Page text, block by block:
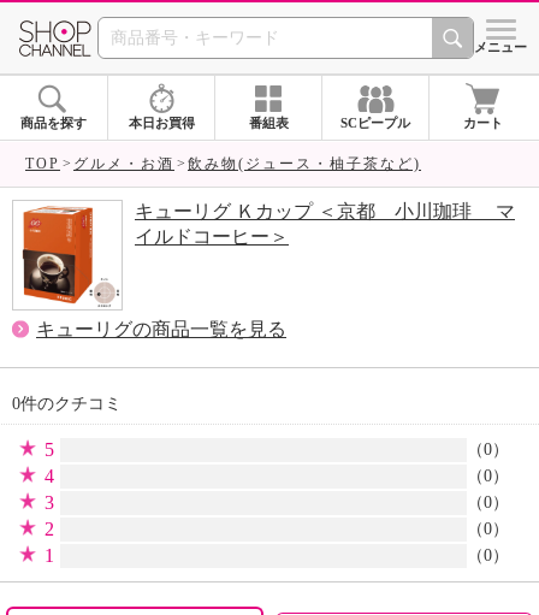
SHOP CHANNEL シメニュー
商品を探す 本日お買得 番組表 SCピープル カート
TOP グルメ・お酒 飲み物(ジュース・柚子茶など)
キューリグ Ｋカップ ＜京都 小川珈琲 マ
イルドコーヒー＞
キューリグの商品一覧を見る
0件のクチコミ
5 （0）
4 （0）
3 （0）
2 （0）
1 （0）